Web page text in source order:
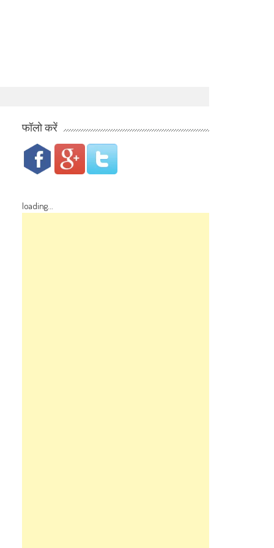
फॉलो करें
loading...